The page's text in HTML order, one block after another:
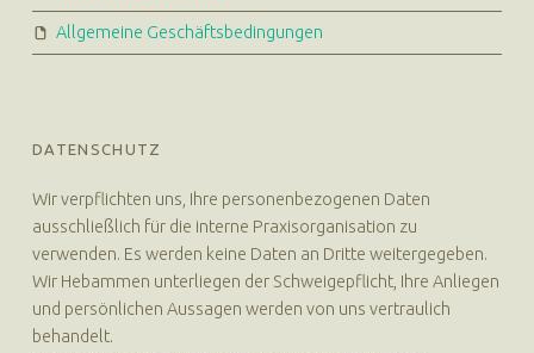
Allgemeine Geschäftsbedingungen
DATENSCHUTZ
Wir verpflichten uns, Ihre personenbezogenen Daten
ausschließlich für die interne Praxisorganisation zu
verwenden. Es werden keine Daten an Dritte weitergegeben.
Wir Hebammen unterliegen der Schweigepflicht, Ihre Anliegen
und persönlichen Aussagen werden von uns vertraulich
behandelt.